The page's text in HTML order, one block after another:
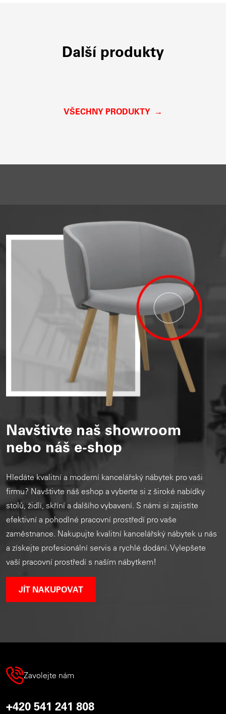
Další produkty
VŠECHNY PRODUKTY
Navštivte naš showroom
nebo náš e-shop
Hledáte kvalitní a moderní kancelářský nábytek pro vaši
firmu? Navštivte náš eshop a vyberte si z široké nabídky
stolů, židlí, skříní a dalšího vybavení. S námi si zajistíte
efektivní a pohodlné pracovní prostředí pro vaše
zaměstnance. Nakupujte kvalitní kancelářský nábytek u nás
a získejte profesionální servis a rychlé dodání. Vylepšete
vaší pracovní prostředí s naším nábytkem!
JÍT NAKUPOVAT
Zavolejte nám
+420 541 241 808